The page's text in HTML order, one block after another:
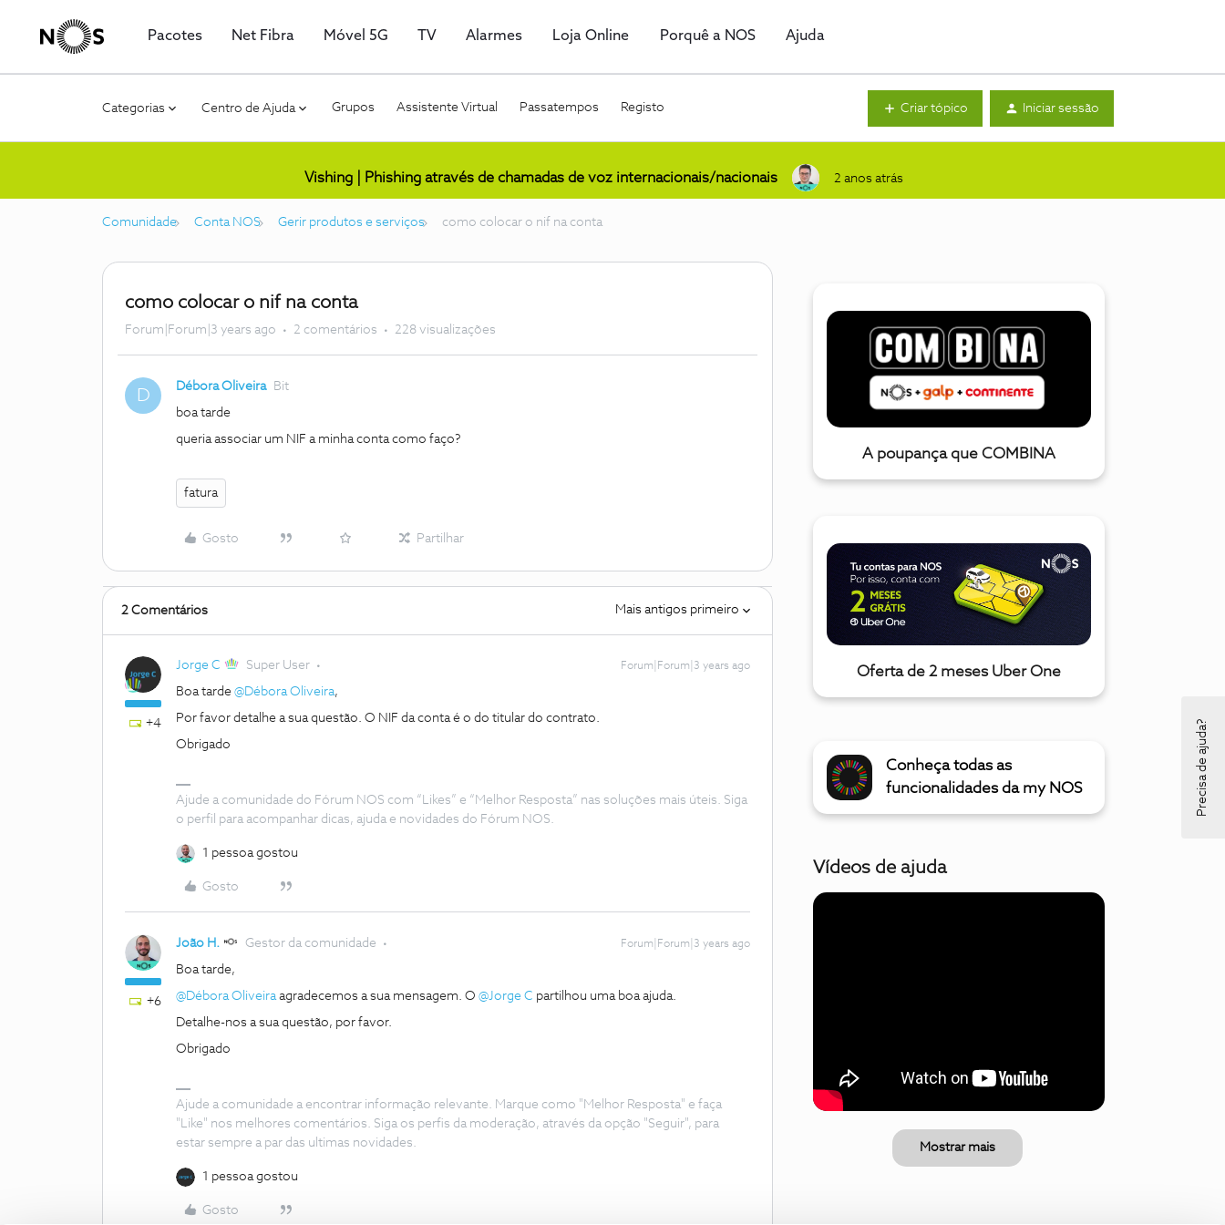
Pacotes Net Fibra Móvel 5G TV Alarmes Loja Online Porquê a NOS Ajuda
Categorias Centro de Ajuda Grupos Assistente Virtual Passatempos Registo Criar tópico Iniciar sessão
Vishing | Phishing através de chamadas de voz internacionais/nacionais 2 anos atrás
Comunidade Conta NOS Gerir produtos e serviços como colocar o nif na conta
como colocar o nif na conta
Forum|Forum|3 years ago 2 comentários 228 visualizações
D Débora Oliveira Bit
boa tarde
queria associar um NIF a minha conta como faço?
fatura
Gosto Partilhar
2 Comentários Mais antigos primeiro
+4
Jorge C Super User Forum|Forum|3 years ago
Boa tarde @Débora Oliveira,
Por favor detalhe a sua questão. O NIF da conta é o do titular do contrato.
Obrigado
Ajude a comunidade do Fórum NOS com “Likes” e “Melhor Resposta” nas soluções mais úteis. Siga
o perfil para acompanhar dicas, ajuda e novidades do Fórum NOS.
1 pessoa gostou
Gosto
+6
João H. Gestor da comunidade Forum|Forum|3 years ago
Boa tarde,
@Débora Oliveiraagradecemos a sua mensagem. O @Jorge C partilhou uma boa ajuda.
Detalhe-nos a sua questão, por favor.
Obrigado
Ajude a comunidade a encontrar informação relevante. Marque como "Melhor Resposta" e faça
"Like" nos melhores comentários. Siga os perfis da moderação, através da opção "Seguir", para
estar sempre a par das ultimas novidades.
1 pessoa gostou
Gosto
A poupança que COMBINA
Oferta de 2 meses Uber One
Conheça todas as
funcionalidades da my NOS
Vídeos de ajuda
Mostrar mais
Precisa de ajuda?